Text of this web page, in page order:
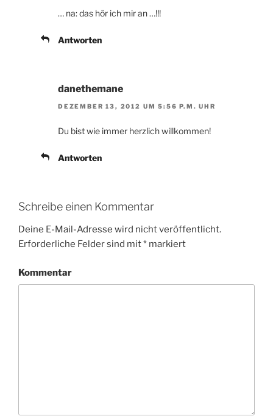
… na: das hör ich mir an …!!!
Antworten
danethemane
DEZEMBER 13, 2012 UM 5:56 P.M. UHR
Du bist wie immer herzlich willkommen!
Antworten
Schreibe einen Kommentar
Deine E-Mail-Adresse wird nicht veröffentlicht.
Erforderliche Felder sind mit* markiert
Kommentar